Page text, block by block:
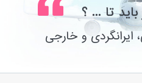
تا ... ؟
ایرانگردی و خارجی